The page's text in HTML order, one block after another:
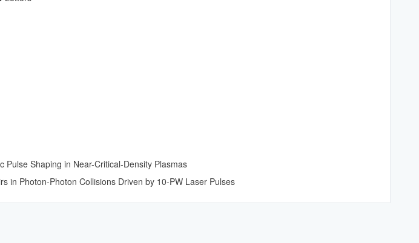
Pulse Shaping in Near-Critical-Density Plasmas
in Photon-Photon Collisions Driven by 10-PW Laser Pulses